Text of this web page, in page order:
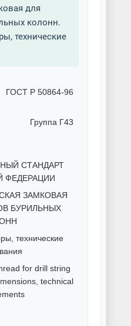
для
колонн.
технические